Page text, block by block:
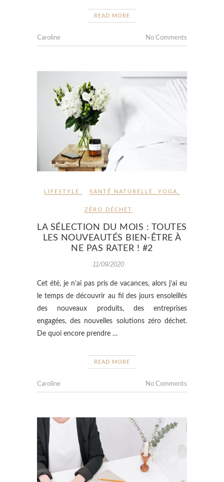
READ MORE
Caroline No Comments
LIFESTYLE SANTÉ NATURELLE, YOGA,
ZÉRO DÉCHET
LA SÉLECTION DU MOIS : TOUTES
LES NOUVEAUTÉS BIEN-ÊTRE À
NE PAS RATER ! #2
11/09/2020
Cet été, je n’ai pas pris de vacances, alors j’ai eu
le temps de découvrir au fil des jours ensoleillés
des nouveaux produits, des entreprises
engagées, des nouvelles solutions zéro déchet.
De quoi encore prendre …
READ MORE
Caroline No Comments